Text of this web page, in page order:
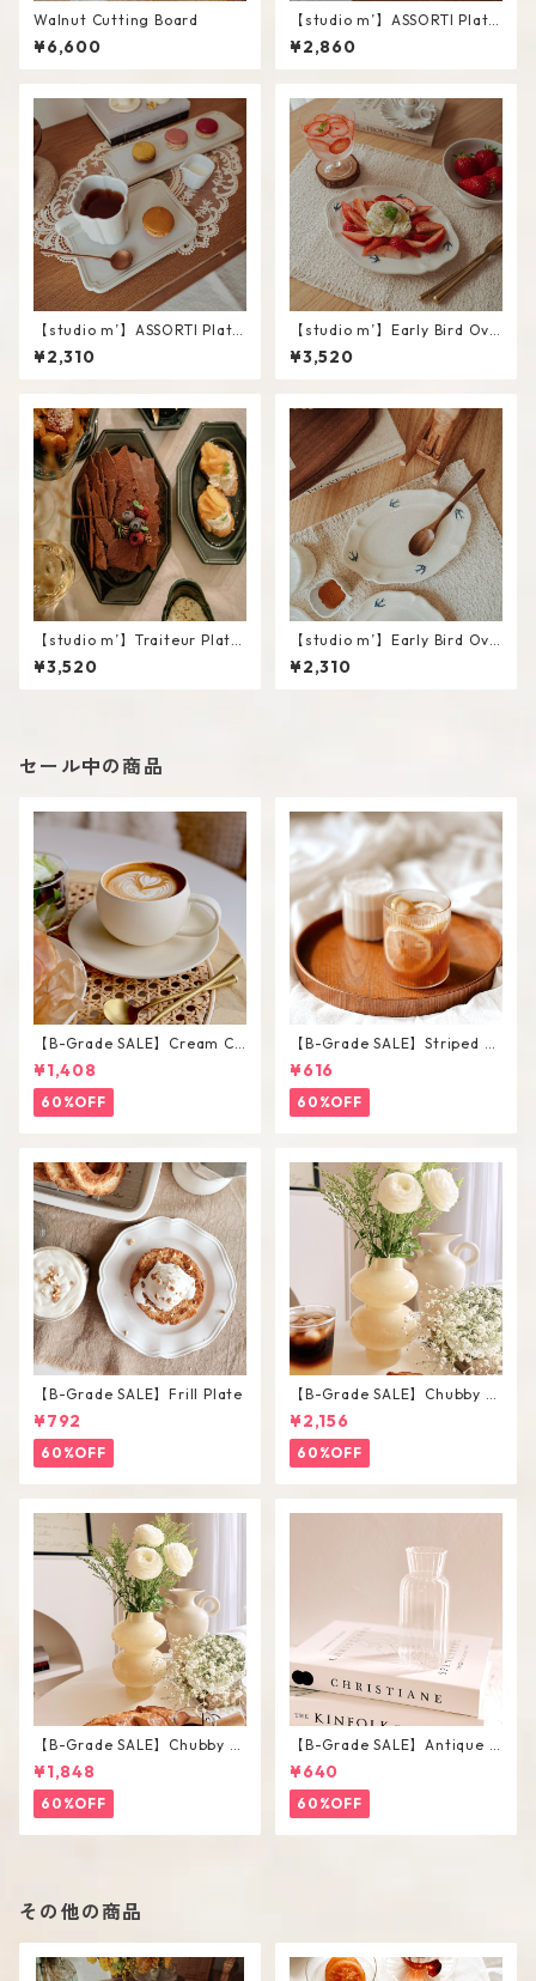
Walnut Cutting Board
¥6,600
【studio m’】ASSORTI Plate
/ L
¥2,860
【studio m’】ASSORTI Plate
/ S
¥2,310
【studio m’】Early Bird Ova
l plate / L
¥3,520
【studio m’】Traiteur Plate
#Navy / L
¥3,520
【studio m’】Early Bird Ova
l plate / S
¥2,310
セール中の商品
【B-Grade SALE】Cream Co
lor Round Shape Cup Saucer
Set
¥1,408
60%OFF
【B-Grade SALE】Striped Sh
ort Glass / M
¥616
60%OFF
【B-Grade SALE】Frill Plate
¥792
60%OFF
【B-Grade SALE】Chubby V
ase / L
¥2,156
60%OFF
【B-Grade SALE】Chubby V
ase / M
¥1,848
60%OFF
【B-Grade SALE】Antique F
lower Vase #C
¥640
60%OFF
その他の商品